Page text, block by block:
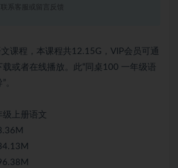
系客服或留言反馈
课程，本课程共12.15G，VIP会员可通
或者在线播放。此“同桌100 一年级语
。
上册语文